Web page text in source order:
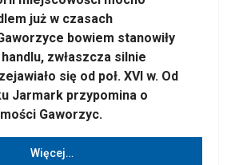
już w czasach
bowiem stanowiły
zwłaszcza silnie
się od poł. XVI w. Od
Jarmark przypomina o
Gaworzyc.
Więcej…